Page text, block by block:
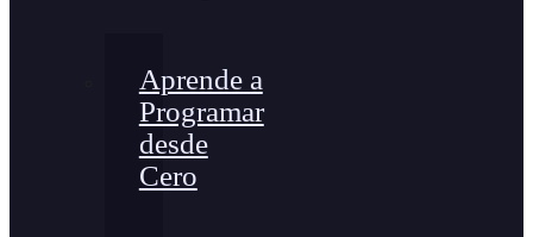
Aprende a
Programar
desde
Cero